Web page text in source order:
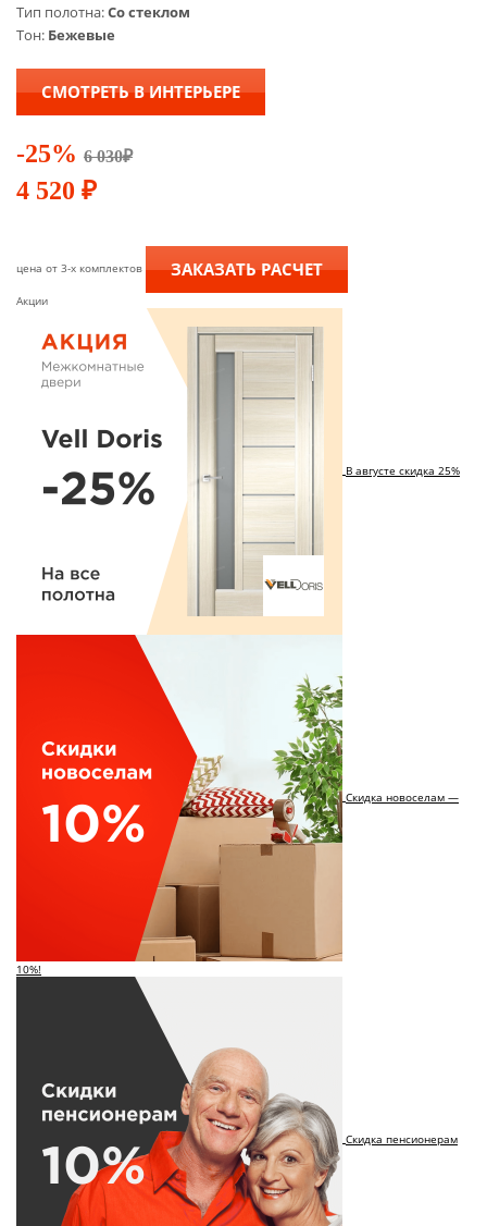
Тип полотна:Со стеклом
Тон: Бежевые
СМОТРЕТЬ В ИНТЕРЬЕРЕ
-25% 6 030₽
4 520 ₽
цена от 3-х комплектов ЗАКАЗАТЬ РАСЧЕТ
Акции
В августе скидка 25%
Скидка новоселам —
10%!
Скидка пенсионерам